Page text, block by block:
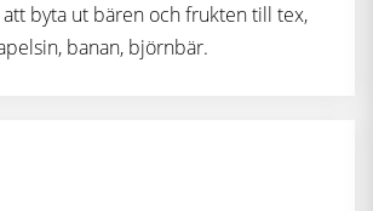
byta ut bären och frukten till tex,
banan, björnbär.